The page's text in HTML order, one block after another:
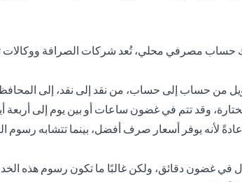
حساب مصرفي محلي، تُعد شركات الصرافة ووكالات
من حساب إلى حساب، من نقد إلى نقد، إلى المحافظ
وقد تتم في غضون ساعات أو بين يوم إلى أربعة
لأنه يوفر أسعار صرف أفضل، بينما تتشابه رسوم
في غضون دقائق، ولكن غالبًا ما تكون رسوم هذه